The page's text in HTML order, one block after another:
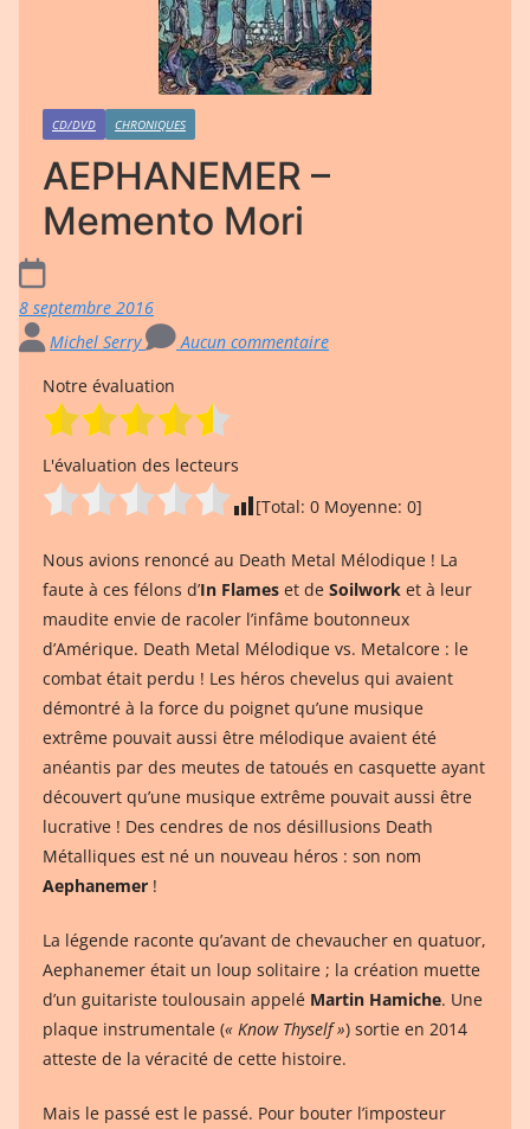
CD/DVD CHRONIQUES
AEPHANEMER –
Memento Mori
8 septembre 2016
Michel Serry
Aucun commentaire
Notre évaluation
L'évaluation des lecteurs
[Total: 0 Moyenne: 0]
Nous avions renoncé au Death Metal Mélodique ! La
faute à ces félons d’In Flames et de Soilwork et à leur
maudite envie de racoler l’infâme boutonneux
d’Amérique. Death Metal Mélodique vs. Metalcore : le
combat était perdu ! Les héros chevelus qui avaient
démontré à la force du poignet qu’une musique
extrême pouvait aussi être mélodique avaient été
anéantis par des meutes de tatoués en casquette ayant
découvert qu’une musique extrême pouvait aussi être
lucrative ! Des cendres de nos désillusions Death
Métalliques est né un nouveau héros : son nom
Aephanemer !
La légende raconte qu’avant de chevaucher en quatuor,
Aephanemer était un loup solitaire ; la création muette
d’un guitariste toulousain appelé Martin Hamiche. Une
plaque instrumentale (« Know Thyself ») sortie en 2014
atteste de la véracité de cette histoire.
Mais le passé est le passé. Pour bouter l’imposteur